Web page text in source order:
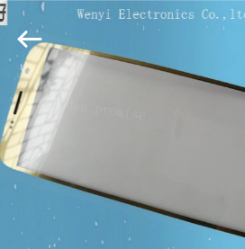
বাড়ি
পণ্য
আমাদের
সম্পর্কে
Jinyuanhang
Electronic
Technology
Co.,
All
Rights
Reserved.